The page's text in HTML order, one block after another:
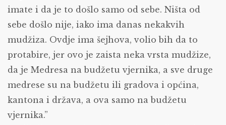
imate i da je to došlo samo od sebe. Ništa od
sebe došlo nije, iako ima danas nekakvih
mudžiza. Ovdje ima šejhova, volio bih da to
protabire, jer ovo je zaista neka vrsta mudžize,
da je Medresa na budžetu vjernika, a sve druge
medrese su na budžetu ili gradova i općina,
kantona i država, a ova samo na budžetu
vjernika.”